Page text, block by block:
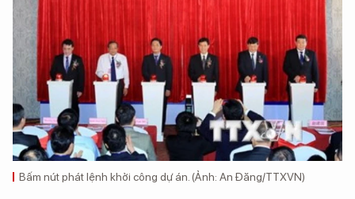
Bấm nút phát lệnh khởi công dự án. (Ảnh: An Đăng/TTXVN)